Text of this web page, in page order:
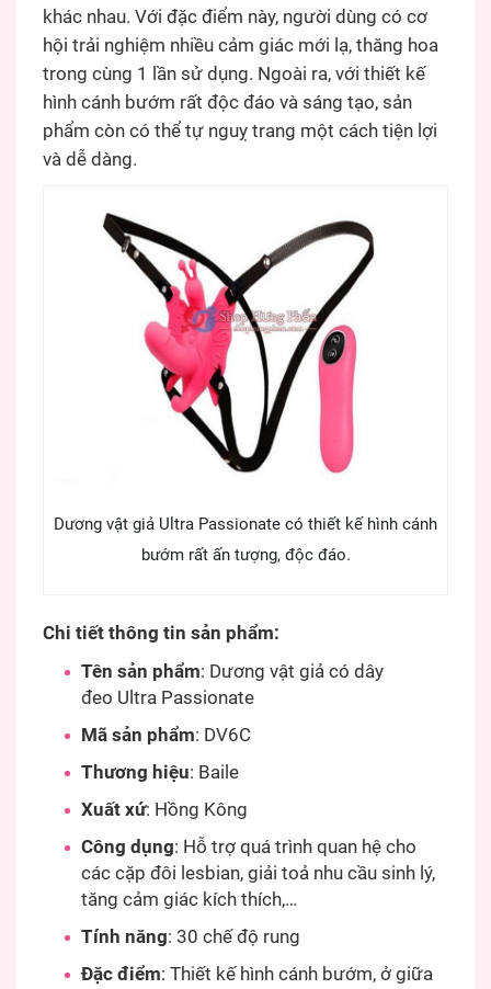
khác nhau. Với đặc điểm này, người dùng có cơ
hội trải nghiệm nhiều cảm giác mới lạ, thăng hoa
trong cùng 1 lần sử dụng. Ngoài ra, với thiết kế
hình cánh bướm rất độc đáo và sáng tạo, sản
phẩm còn có thể tự nguỵ trang một cách tiện lợi
và dễ dàng.
Dương vật giả Ultra Passionate có thiết kế hình cánh
bướm rất ấn tượng, độc đáo.
Chi tiết thông tin sản phẩm:
Tên sản phẩm: Dương vật giả có dây
đeo Ultra Passionate
Mã sản phẩm: DV6C
Thương hiệu: Baile
Xuất xứ: Hồng Kông
Công dụng: Hỗ trợ quá trình quan hệ cho
các cặp đôi lesbian, giải toả nhu cầu sinh lý,
tăng cảm giác kích thích,…
Tính năng: 30 chế độ rung
Đặc điểm: Thiết kế hình cánh bướm, ở giữa